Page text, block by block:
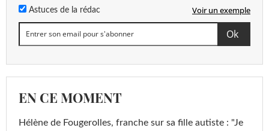
Astuces de la rédac Voir un exemple
EN CE MOMENT
Hélène de Fougerolles, franche sur sa fille autiste : "Je